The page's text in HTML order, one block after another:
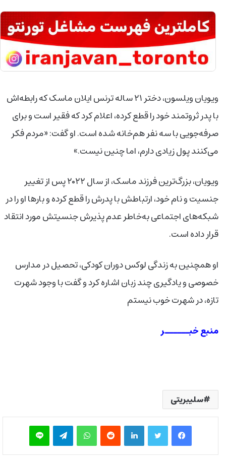
ویویان ویلسون، دختر ۲۱ ساله ترنس ایلان ماسک که رابطه‌اش
با پدر ثروتمند خود را قطع کرده، اعلام کرد که فقیر است و برای
صرفه‌جویی با سه نفر هم‌خانه شده است. او گفت: «مردم فکر
می‌کنند پول زیادی دارم، اما چنین نیست.»
ویویان، بزرگ‌ترین فرزند ماسک، از سال ۲۰۲۲ پس از تغییر
جنسیت و نام خود، ارتباطش با پدرش را قطع کرده و بارها او را در
شبکه‌های اجتماعی به‌خاطر عدم پذیرش جنسیتش مورد انتقاد
قرار داده است.
او همچنین به زندگی لوکس دوران کودکی، تحصیل در مدارس
خصوصی و یادگیری چند زبان اشاره کرد و گفت با وجود شهرت
تازه، در شهرت خوب نیستم
منبع خبــــــر
سلیبریتی
فیس بوک توییتر لینکدین‫رددیت واتس آپ تلگرام لاین